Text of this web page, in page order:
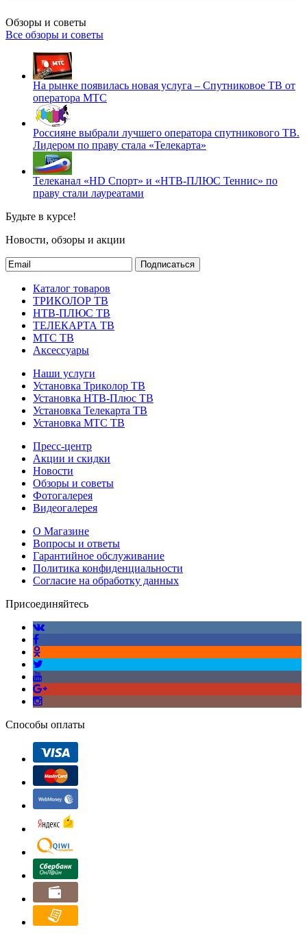
Обзоры и советы
Все обзоры и советы
На рынке появилась новая услуга – Спутниковое ТВ от
оператора МТС
Россияне выбрали лучшего оператора спутникового ТВ.
Лидером по праву стала «Телекарта»
Телеканал «HD Спорт» и «НТВ-ПЛЮС Теннис» по
праву стали лауреатами
Будьте в курсе!
Новости, обзоры и акции
Подписаться
Каталог товаров
ТРИКОЛОР ТВ
НТВ-ПЛЮС ТВ
ТЕЛЕКАРТА ТВ
МТС ТВ
Аксессуары
Наши услуги
Установка Триколор ТВ
Установка НТВ-Плюс ТВ
Установка Телекарта ТВ
Установка МТС ТВ
Пресс-центр
Акции и скидки
Новости
Обзоры и советы
Фотогалерея
Видеогалерея
О Магазине
Вопросы и ответы
Гарантийное обслуживание
Политика конфиденциальности
Согласие на обработку данных
Присоединяйтесь
Способы оплаты